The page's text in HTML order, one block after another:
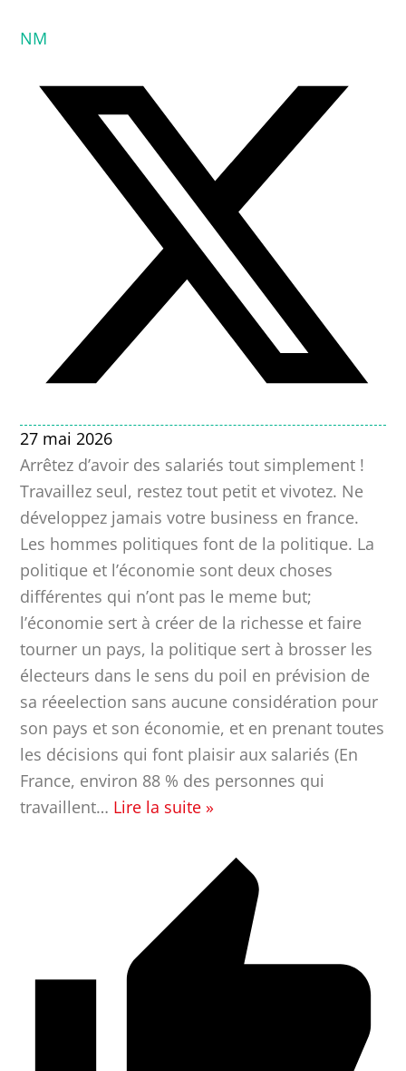
NM
27 mai 2026
Arrêtez d’avoir des salariés tout simplement !
Travaillez seul, restez tout petit et vivotez. Ne
développez jamais votre business en france.
Les hommes politiques font de la politique. La
politique et l’économie sont deux choses
différentes qui n’ont pas le meme but;
l’économie sert à créer de la richesse et faire
tourner un pays, la politique sert à brosser les
électeurs dans le sens du poil en prévision de
sa réeelection sans aucune considération pour
son pays et son économie, et en prenant toutes
les décisions qui font plaisir aux salariés (En
France, environ 88 % des personnes qui
travaillent… Lire la suite »